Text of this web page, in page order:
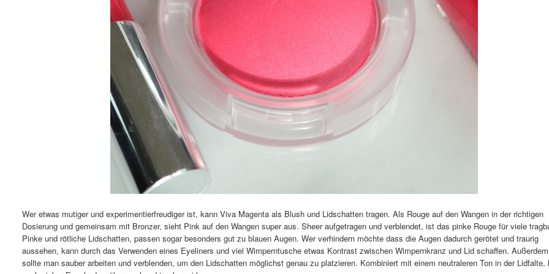
Wer etwas mutiger und experimentierfreudiger ist, kann Viva Magenta als Blush und Lidschatten tragen. Als Rouge auf den Wangen in der richtigen
Dosierung und gemeinsam mit Bronzer, sieht Pink auf den Wangen super aus. Sheer aufgetragen und verblendet, ist das pinke Rouge für viele
Pinke und rötliche Lidschatten, passen sogar besonders gut zu blauen Augen. Wer verhindern möchte dass die Augen dadurch gerötet und traurig
aussehen, kann durch das Verwenden eines Eyeliners und viel Wimperntusche etwas Kontrast zwischen Wimpernkranz und Lid schaffen. Außerdem
sollte man sauber arbeiten und verblenden, um den Lidschatten möglichst genau zu platzieren. Kombiniert mit einem neutraleren Ton in der Lidfalte,